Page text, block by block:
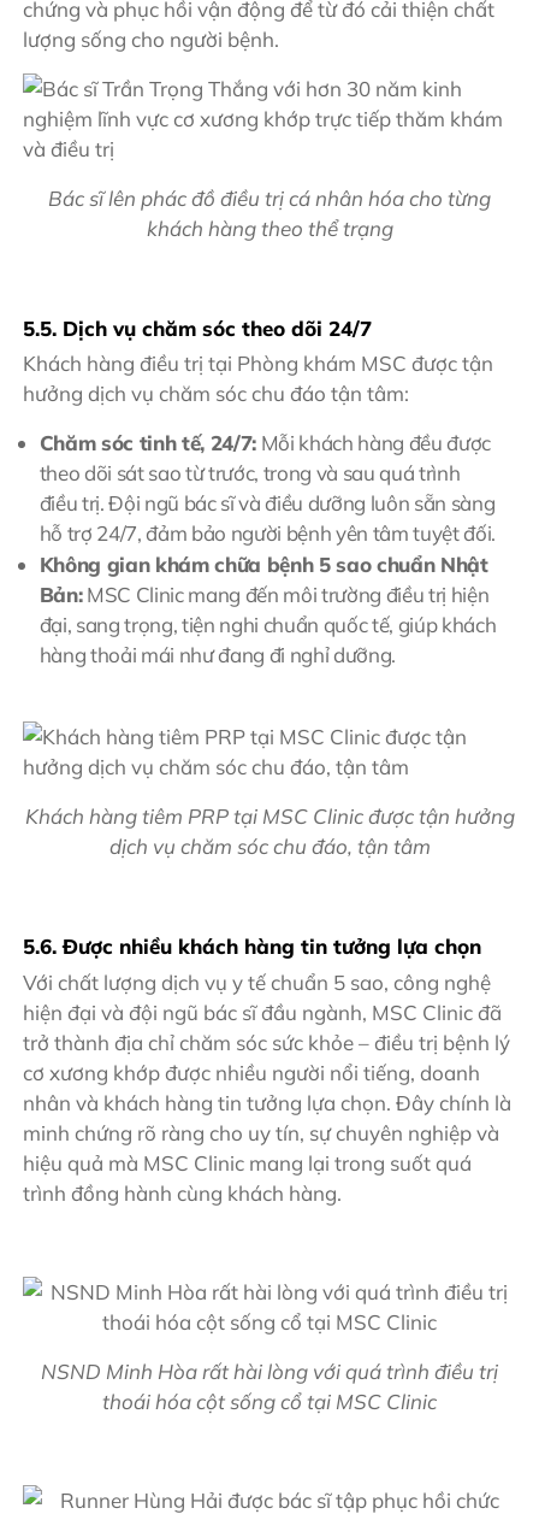
chứng và phục hồi vận động để từ đó cải thiện chất
lượng sống cho người bệnh.
Bác sĩ lên phác đồ điều trị cá nhân hóa cho từng
khách hàng theo thể trạng
5.5. Dịch vụ chăm sóc theo dõi 24/7
Khách hàng điều trị tại Phòng khám MSC được tận
hưởng dịch vụ chăm sóc chu đáo tận tâm:
Chăm sóc tinh tế, 24/7:Mỗi khách hàng đều được
theo dõi sát sao từ trước, trong và sau quá trình
điều trị. Đội ngũ bác sĩ và điều dưỡng luôn sẵn sàng
hỗ trợ 24/7, đảm bảo người bệnh yên tâm tuyệt đối.
Không gian khám chữa bệnh 5 sao chuẩn Nhật
Bản:MSC Clinic mang đến môi trường điều trị hiện
đại, sang trọng, tiện nghi chuẩn quốc tế, giúp khách
hàng thoải mái như đang đi nghỉ dưỡng.
Khách hàng tiêm PRP tại MSC Clinic được tận hưởng
dịch vụ chăm sóc chu đáo, tận tâm
5.6. Được nhiều khách hàng tin tưởng lựa chọn
Với chất lượng dịch vụ y tế chuẩn 5 sao, công nghệ
hiện đại và đội ngũ bác sĩ đầu ngành, MSC Clinic đã
trở thành địa chỉ chăm sóc sức khỏe – điều trị bệnh lý
cơ xương khớp được nhiều người nổi tiếng, doanh
nhân và khách hàng tin tưởng lựa chọn. Đây chính là
minh chứng rõ ràng cho uy tín, sự chuyên nghiệp và
hiệu quả mà MSC Clinic mang lại trong suốt quá
trình đồng hành cùng khách hàng.
NSND Minh Hòa rất hài lòng với quá trình điều trị
thoái hóa cột sống cổ tại MSC Clinic